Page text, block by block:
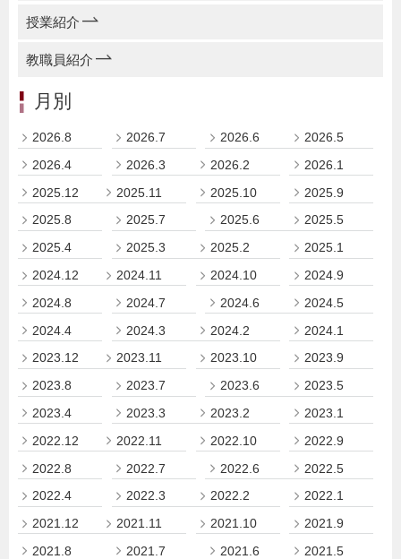
授業紹介
教職員紹介
月別
2026.8 2026.7 2026.6
2026.5
2026.4
2026.3 2026.2
2026.1
2025.12
2025.11 2025.10
2025.9
2025.8
2025.7 2025.6
2025.5
2025.4
2025.3 2025.2
2025.1
2024.12
2024.11 2024.10
2024.9
2024.8
2024.7 2024.6
2024.5
2024.4
2024.3 2024.2
2024.1
2023.12
2023.11 2023.10
2023.9
2023.8
2023.7 2023.6
2023.5
2023.4
2023.3 2023.2
2023.1
2022.12
2022.11 2022.10
2022.9
2022.8
2022.7 2022.6
2022.5
2022.4
2022.3 2022.2
2022.1
2021.12
2021.11 2021.10
2021.9
2021.8
2021.7 2021.6
2021.5